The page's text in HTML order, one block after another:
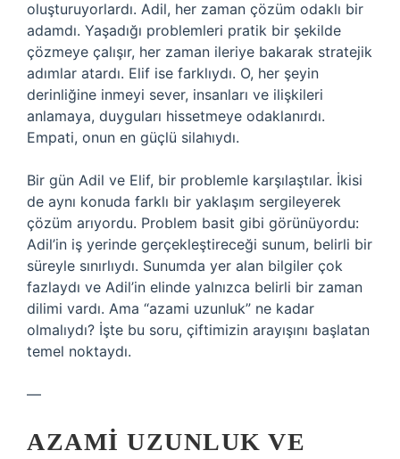
oluşturuyorlardı. Adil, her zaman çözüm odaklı bir
adamdı. Yaşadığı problemleri pratik bir şekilde
çözmeye çalışır, her zaman ileriye bakarak stratejik
adımlar atardı. Elif ise farklıydı. O, her şeyin
derinliğine inmeyi sever, insanları ve ilişkileri
anlamaya, duyguları hissetmeye odaklanırdı.
Empati, onun en güçlü silahıydı.
Bir gün Adil ve Elif, bir problemle karşılaştılar. İkisi
de aynı konuda farklı bir yaklaşım sergileyerek
çözüm arıyordu. Problem basit gibi görünüyordu:
Adil’in iş yerinde gerçekleştireceği sunum, belirli bir
süreyle sınırlıydı. Sunumda yer alan bilgiler çok
fazlaydı ve Adil’in elinde yalnızca belirli bir zaman
dilimi vardı. Ama “azami uzunluk” ne kadar
olmalıydı? İşte bu soru, çiftimizin arayışını başlatan
temel noktaydı.
—
AZAMI UZUNLUK VE